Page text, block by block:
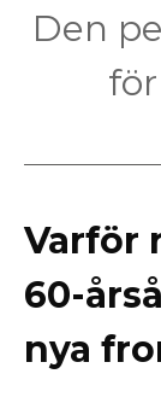
Den
Varför
60-
nya